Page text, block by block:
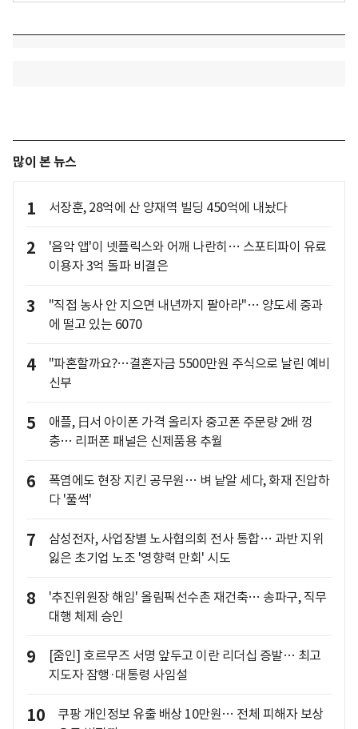
많이 본 뉴스
1 서장훈, 28억에 산 양재역 빌딩 450억에 내놨다
2
'음악 앱'이 넷플릭스와 어깨 나란히… 스포티파이 유료
이용자 3억 돌파 비결은
3
"직접 농사 안 지으면 내년까지 팔아라"… 양도세 중과
에 떨고 있는 6070
4
"파혼할까요?…결혼자금 5500만원 주식으로 날린 예비
신부
5
애플, 日서 아이폰 가격 올리자 중고폰 주문량 2배 껑
충… 리퍼폰 패널은 신제품용 추월
6
폭염에도 현장 지킨 공무원… 벼 낱알 세다, 화재 진압하
다 '풀썩'
7
삼성전자, 사업장별 노사협의회 전사 통합… 과반 지위
잃은 초기업 노조 '영향력 만회' 시도
8
'추진위원장 해임' 올림픽선수촌 재건축… 송파구, 직무
대행 체제 승인
9
[줌인] 호르무즈 서명 앞두고 이란 리더십 증발… 최고
지도자 잠행·대통령 사임설
10
쿠팡 개인정보 유출 배상 10만원… 전체 피해자 보상